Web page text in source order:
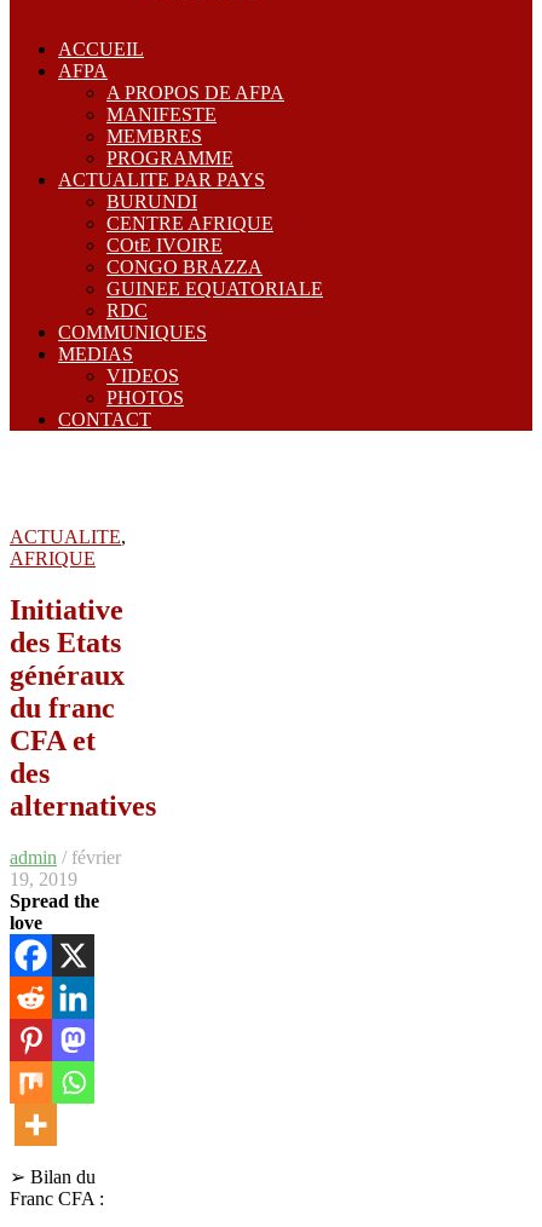
ACCUEIL
AFPA
A PROPOS DE AFPA
MANIFESTE
MEMBRES
PROGRAMME
ACTUALITE PAR PAYS
BURUNDI
CENTRE AFRIQUE
COtE IVOIRE
CONGO BRAZZA
GUINEE EQUATORIALE
RDC
COMMUNIQUES
MEDIAS
VIDEOS
PHOTOS
CONTACT
ACTUALITE,
AFRIQUE
Initiative
des Etats
généraux
du franc
CFA et
des
alternatives
admin / février
19, 2019
Spread the
love
➢ Bilan du
Franc CFA :